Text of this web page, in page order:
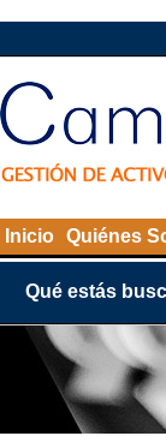
Inicio Quiénes
Qué estás